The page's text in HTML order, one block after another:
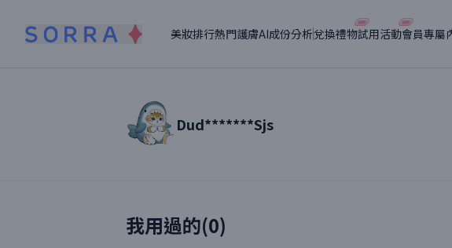
美妝排行熱門護膚AI成份分析兌換禮物試用活動會員專屬
讀者【Dud*******Sjs 】美妝真實體驗
Dud*******Sjs
我用過的(0)